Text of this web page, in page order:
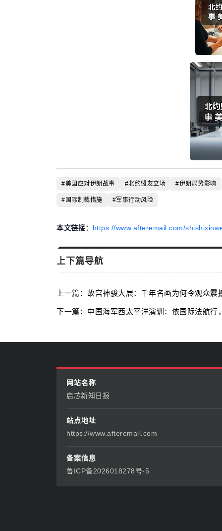
#美国应对伊朗战事 #北约盟友立场 #伊朗局势影响
#国际制裁措施 #军事行动风险
本文链接： https://www.afteremail.com/
上下篇导航
上一篇：故宫神骏大展：千年名画为何令观众震
下一篇：中国海军西太平洋演训：依国际法航行
网站名称
启芯新知日报
站点地址
https://www.afteremail.com
备案信息
鲁ICP备2026018278号-5